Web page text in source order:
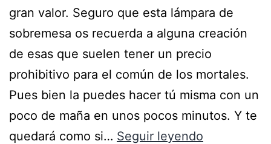
gran valor. Seguro que esta lámpara de
sobremesa os recuerda a alguna creación
de esas que suelen tener un precio
prohibitivo para el común de los mortales.
Pues bien la puedes hacer tú misma con un
poco de maña en unos pocos minutos. Y te
quedará como si… Seguir leyendo